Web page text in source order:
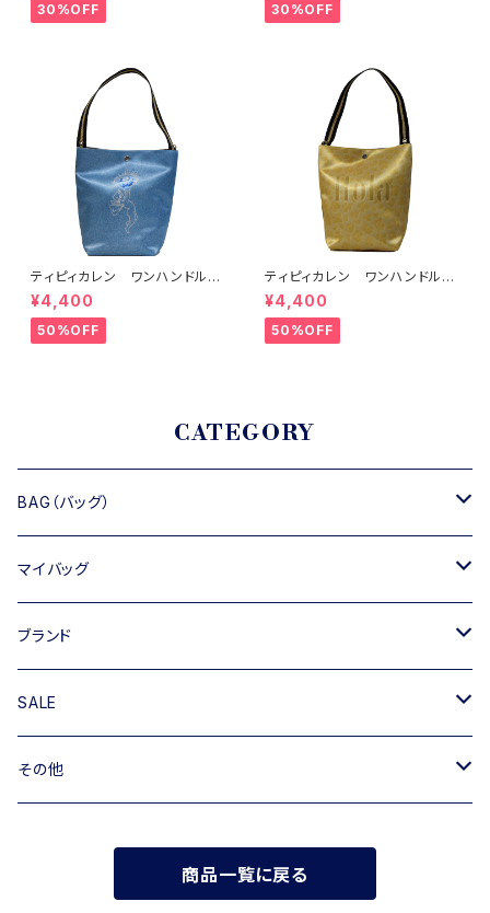
30%OFF 30%OFF
ティピィカレン ワンハンドルバ
ードブルーグリッター2WAYバゲ
ットバッグ
¥4,400
50%OFF
ティピィカレン ワンハンドルホ
ースゴールド2WAYバゲットバッ
グ
¥4,400
50%OFF
CATEGORY
BAG（バッグ）
トートバッグ
ショルダーバッグ
ハンドバッグ
ミニバッグ・クラッチバッグ
マイバッグ
キャンバス
ブランド
TIPICURREN
M rose
SALE
バッグ
その他
商品一覧に戻る